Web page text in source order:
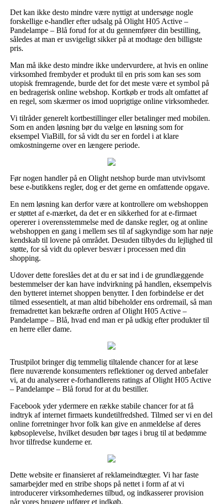
Det kan ikke desto mindre være nyttigt at undersøge nogle
forskellige e-handler efter udsalg på Olight H05 Active –
Pandelampe – Blå forud for at du gennemfører din bestilling,
således at man er usvigeligt sikker på at modtage den billigste
pris.
Man må ikke desto mindre ikke undervurdere, at hvis en online
virksomhed frembyder et produkt til en pris som kan ses som
utopisk fremragende, burde det for det meste være et symbol på
en bedragerisk online webshop. Kortkøb er trods alt omfattet af
en regel, som skærmer os imod uoprigtige online virksomheder.
Vi tilråder generelt kortbestillinger eller betalinger med mobilen.
Som en anden løsning bør du vælge en løsning som for
eksempel ViaBill, for så vidt du ser en fordel i at klare
omkostningerne over en længere periode.
Før nogen handler på en Olight netshop burde man utvivlsomt
bese e-butikkens regler, dog er det gerne en omfattende opgave.
En nem løsning kan derfor være at kontrollere om webshoppen
er støttet af e-mærket, da det er en sikkerhed for at e-firmaet
opererer i overensstemmelse med de danske regler, og at online
webshoppen en gang i mellem ses til af sagkyndige som har nøje
kendskab til lovene på området. Desuden tilbydes du lejlighed til
støtte, for så vidt du oplever besvær i processen med din
shopping.
Udover dette foreslåes det at du er sat ind i de grundlæggende
bestemmelser der kan have indvirkning på handlen, eksempelvis
den bytteret internet shoppen benytter. I den forbindelse er det
tilmed essesentielt, at man altid bibeholder ens ordremail, så man
fremadrettet kan bekræfte ordren af Olight H05 Active –
Pandelampe – Blå, hvad end man er på udkig efter produkter til
en herre eller dame.
Trustpilot bringer dig temmelig tiltalende chancer for at læse
flere nuværende konsumenters reflektioner og derved anbefaler
vi, at du analyserer e-forhandlerens ratings af Olight H05 Active
– Pandelampe – Blå forud for at du bestiller.
Facebook yder ydermere en række stabile chancer for at få
indtryk af internet firmaets kundetilfredshed. Tilmed ser vi en del
online forretninger hvor folk kan give en anmeldelse af deres
købsoplevelse, hvilket desuden bør tages i brug til at bedømme
hvor tilfredse kunderne er.
Dette website er finansieret af reklameindtægter. Vi har faste
samarbejder med en stribe shops på nettet i form af at vi
introducerer virksomhedernes tilbud, og indkasserer provision
når vores brugere udfører et indkøb.